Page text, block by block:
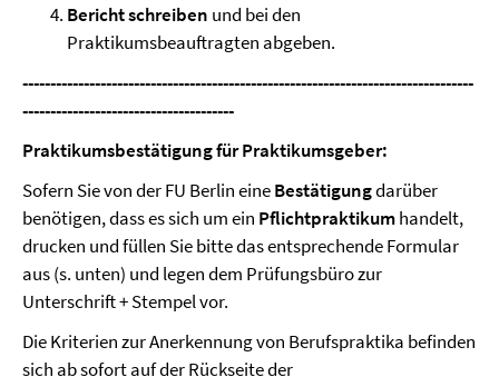
Bericht schreiben und bei den
Praktikumsbeauftragten abgeben.
---------------------------------------------------------------------------------
--------------------------------------
Praktikumsbestätigung für Praktikumsgeber:
Sofern Sie von der FU Berlin eineBestätigungdarüber
benötigen, dass es sich um ein Pflichtpraktikumhandelt,
drucken und füllen Sie bitte das entsprechende Formular
aus (s. unten) und legen dem Prüfungsbüro zur
Unterschrift + Stempel vor.
Die Kriterien zur Anerkennung von Berufspraktika befinden
sich ab sofort auf der Rückseite der